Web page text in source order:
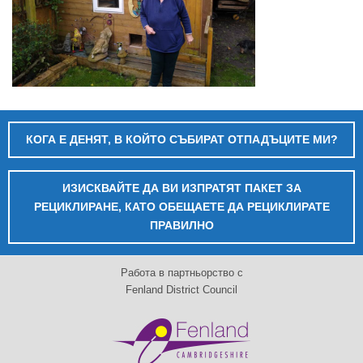
КОГА Е ДЕНЯТ, В КОЙТО СЪБИРАТ ОТПАДЪЦИТЕ МИ?
ИЗИСКВАЙТЕ ДА ВИ ИЗПРАТЯТ ПАКЕТ ЗА
РЕЦИКЛИРАНЕ, КАТО ОБЕЩАЕТЕ ДА РЕЦИКЛИРАТЕ
ПРАВИЛНО
Работа в партньорство с
Fenland District Council